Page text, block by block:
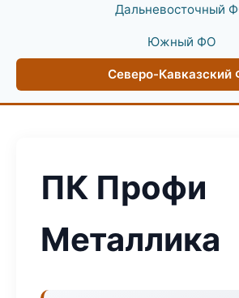
Дальневосточный
Южный ФО
Северо-Кавказский
ПК Профи
Металлика